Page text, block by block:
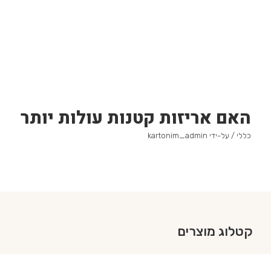
האם אריזות קטנות עולות יותר
כללי / על-ידי kartonim_admin
קטלוג מוצרים